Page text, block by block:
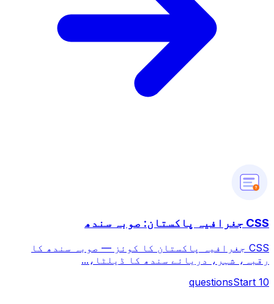
?
CSS جغرافیہ پاکستان: صوبہ سندھ
CSS جغرافیہ پاکستان کا کوئز — صوبہ سندھ کا
رقبہ، شہر، دریائے سندھ کا ڈیلٹا،...
10
questionsStart